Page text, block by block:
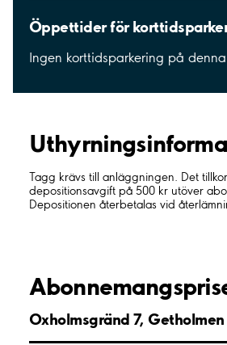
Öppettider för
Ingen korttidsparkering på
Tagg krävs till anläggningen. Det
depositionsavgift på 500 kr utöver
Depositionen återbetalas vid
Oxholmsgränd 7,